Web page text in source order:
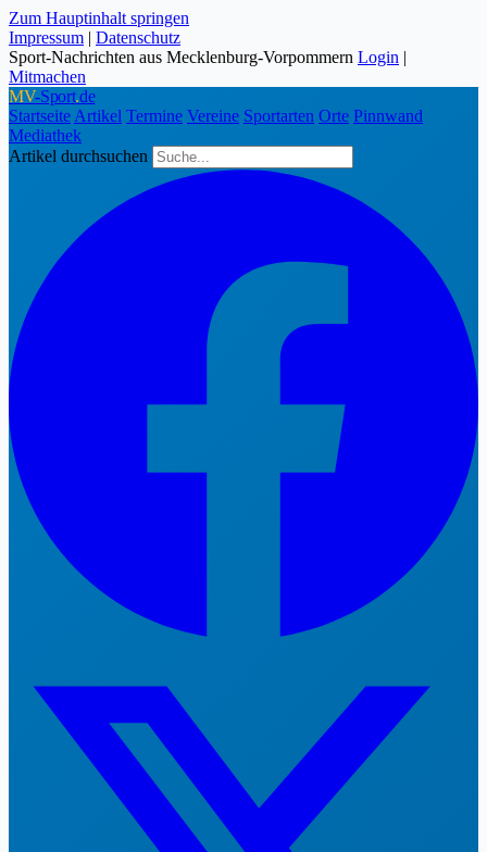
Zum Hauptinhalt springen
Impressum | Datenschutz
Sport-Nachrichten aus Mecklenburg-Vorpommern Login |
Mitmachen
MV-Sport.de
Startseite Artikel Termine Vereine Sportarten Orte Pinnwand
Mediathek
Artikel durchsuchen